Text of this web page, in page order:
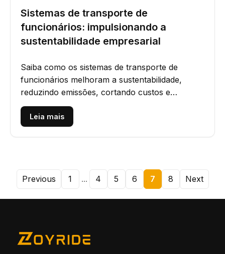
Sistemas de transporte de
funcionários: impulsionando a
sustentabilidade empresarial
Saiba como os sistemas de transporte de
funcionários melhoram a sustentabilidade,
reduzindo emissões, cortando custos e
promovendo práticas ecológicas nas...
Leia mais
Previous 1 ... 4 5 6 7 8 Next